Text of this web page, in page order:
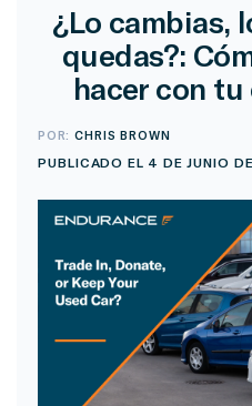
¿Lo cambias,
quedas?:
hacer con
POR:CHRIS BROWN
PUBLICADO EL 4 DE JUNIO